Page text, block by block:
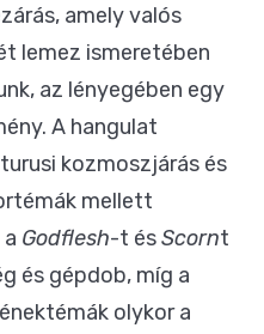
amely valós
lemez ismeretében
az lényegében egy
A hangulat
kozmoszjárás és
mellett
Godflesh-t ésScornt
és gépdob, míg a
olykor a